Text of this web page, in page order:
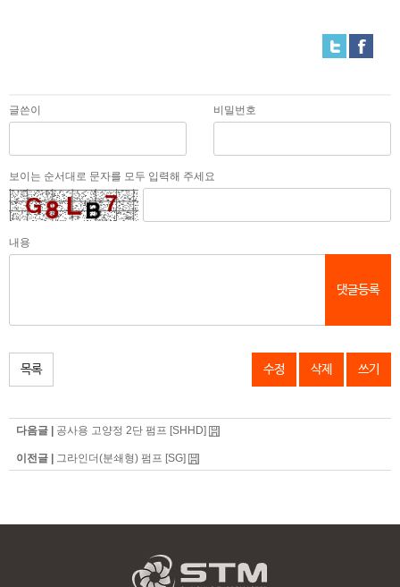
글쓴이 비밀번호
보이는 순서대로 문자를 모두 입력해 주세요
내용
댓글등록
목록 수정 삭제 쓰기
다음글 | 공사용 고양정 2단 펌프 [SHHD]
이전글 | 그라인더(분쇄형) 펌프 [SG]